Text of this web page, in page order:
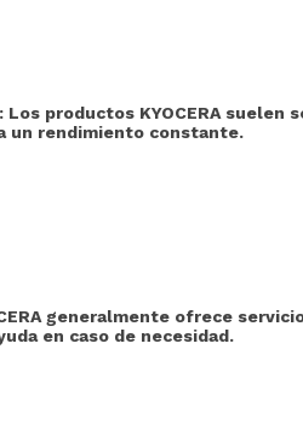
Los productos KYOCERA
un rendimiento constante.
generalmente ofrece
en caso de necesidad.